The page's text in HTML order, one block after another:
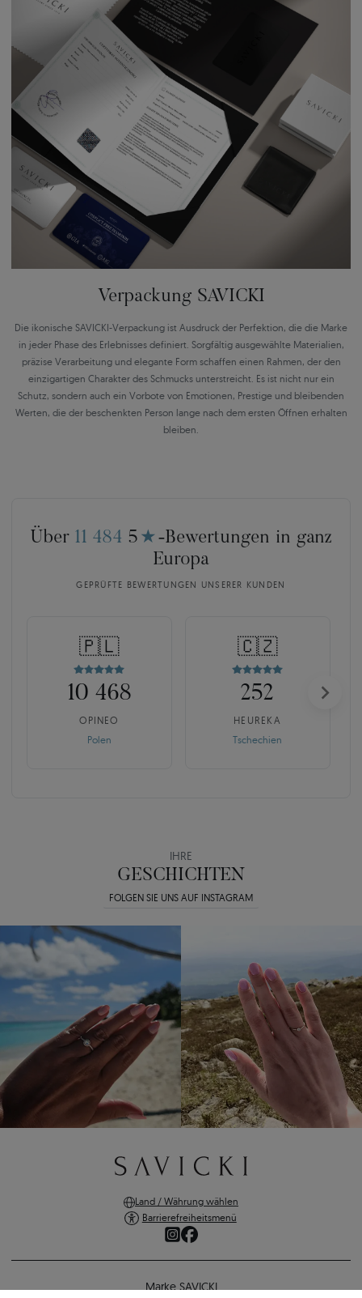
Verpackung SAVICKI
Die ikonische SAVICKI-Verpackung ist Ausdruck der Perfektion, die die Marke
in jeder Phase des Erlebnisses definiert. Sorgfältig ausgewählte Materialien,
präzise Verarbeitung und elegante Form schaffen einen Rahmen, der den
einzigartigen Charakter des Schmucks unterstreicht. Es ist nicht nur ein
Schutz, sondern auch ein Vorbote von Emotionen, Prestige und bleibenden
Werten, die der beschenkten Person lange nach dem ersten Öffnen erhalten
bleiben.
Über 11 484 5 ★ -Bewertungen in ganz
Europa
GEPRÜFTE BEWERTUNGEN UNSERER KUNDEN
🇵🇱
10 468
OPINEO
Polen
🇨🇿
252
HEUREKA
Tschechien
IHRE
GESCHICHTEN
FOLGEN SIE UNS AUF INSTAGRAM
Land / Währung wählen
Barrierefreiheitsmenü
Marke SAVICKI